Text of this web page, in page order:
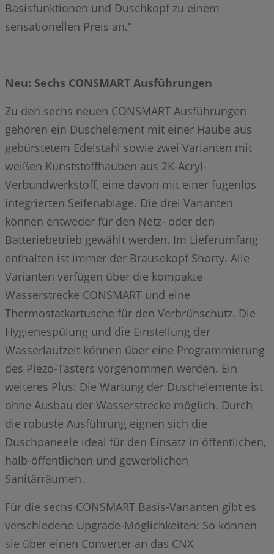
Basisfunktionen und Duschkopf zu einem
sensationellen Preis an.“
Neu: Sechs CONSMART Ausführungen
Zu den sechs neuen CONSMART Ausführungen
gehören ein Duschelement mit einer Haube aus
gebürstetem Edelstahl sowie zwei Varianten mit
weißen Kunststoffhauben aus 2K-Acryl-
Verbundwerkstoff, eine davon mit einer fugenlos
integrierten Seifenablage. Die drei Varianten
können entweder für den Netz- oder den
Batteriebetrieb gewählt werden. Im Lieferumfang
enthalten ist immer der Brausekopf Shorty. Alle
Varianten verfügen über die kompakte
Wasserstrecke CONSMART und eine
Thermostatkartusche für den Verbrühschutz. Die
Hygienespülung und die Einstellung der
Wasserlaufzeit können über eine Programmierung
des Piezo-Tasters vorgenommen werden. Ein
weiteres Plus: Die Wartung der Duschelemente ist
ohne Ausbau der Wasserstrecke möglich. Durch
die robuste Ausführung eignen sich die
Duschpaneele ideal für den Einsatz in öffentlichen,
halb-öffentlichen und gewerblichen
Sanitärräumen.
Für die sechs CONSMART Basis-Varianten gibt es
verschiedene Upgrade-Möglichkeiten: So können
sie über einen Converter an das CNX